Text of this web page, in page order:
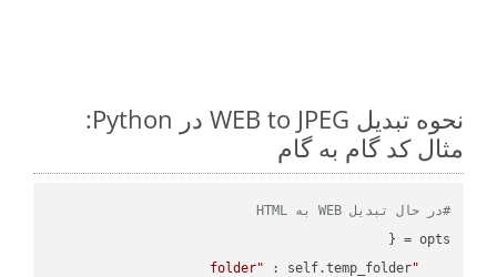
نحوه تبدیل WEB to JPEG در Python:
مثال کد گام به گام
#در حال تبدیل WEB به HTML
"folder"